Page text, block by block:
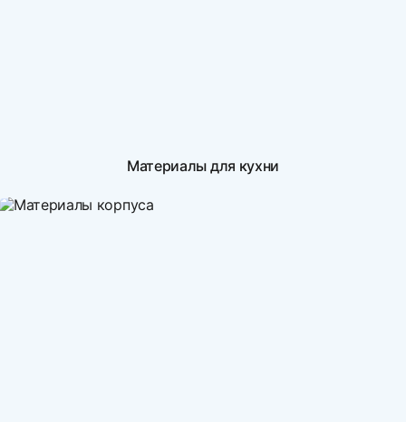
Материалы для кухни